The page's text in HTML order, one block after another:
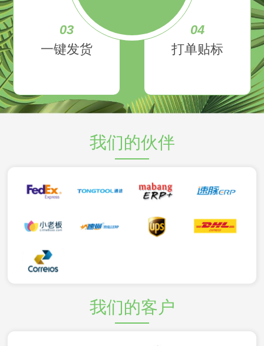
03
一键发货
04
打单贴标
我们的伙伴
我们的客户